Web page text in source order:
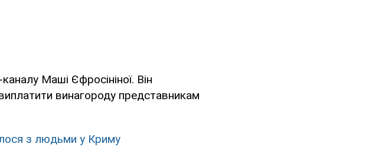
Маші Єфросініної. Він
винагороду представникам
з людьми у Криму